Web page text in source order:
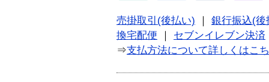
売掛取引(後払い)
銀行振込(後
換宅配便
セブンイレブン決済
⇒支払方法について詳しくはこ